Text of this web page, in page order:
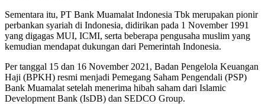
Sementara itu, PT Bank Muamalat Indonesia Tbk merupakan pionir
perbankan syariah di Indonesia, didirikan pada 1 November 1991
yang digagas MUI, ICMI, serta beberapa pengusaha muslim yang
kemudian mendapat dukungan dari Pemerintah Indonesia.
Per tanggal 15 dan 16 November 2021, Badan Pengelola Keuangan
Haji (BPKH) resmi menjadi Pemegang Saham Pengendali (PSP)
Bank Muamalat setelah menerima hibah saham dari Islamic
Development Bank (IsDB) dan SEDCO Group.